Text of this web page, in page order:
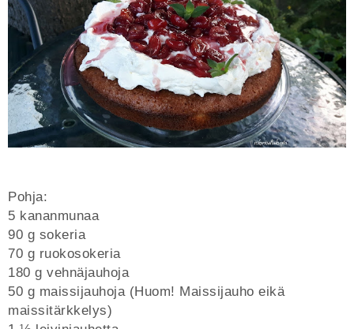
Pohja:
5 kananmunaa
90 g sokeria
70 g ruokosokeria
180 g vehnäjauhoja
50 g maissijauhoja (Huom! Maissijauho eikä
maissitärkkelys)